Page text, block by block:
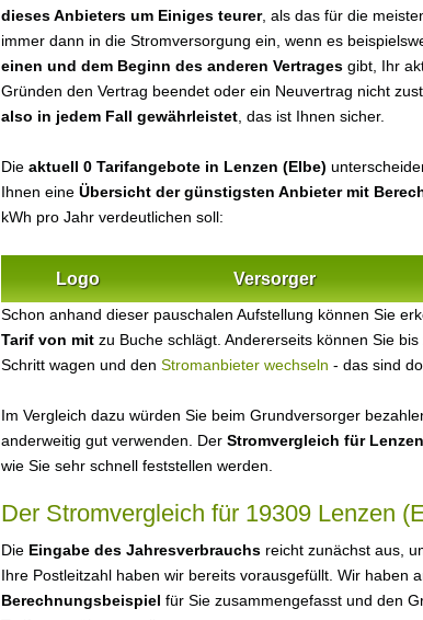
dieses Anbieters um Einiges teurer, als das für die
immer dann in die Stromversorgung ein, wenn es
einen und dem Beginn des anderen Vertrages gibt, Ihr
Gründen den Vertrag beendet oder ein Neuvertrag nicht
also in jedem Fall gewährleistet , das ist Ihnen sicher.
Die aktuell 0 Tarifangebote in Lenzen (Elbe)
Ihnen eine Übersicht der günstigsten Anbieter mit
kWh pro Jahr verdeutlichen soll:
Logo Versorger
Schon anhand dieser pauschalen Aufstellung können Sie
Tarif von mit zu Buche schlägt. Andererseits können Sie
Schritt wagen und den Stromanbieter wechseln - das sind
Im Vergleich dazu würden Sie beim Grundversorger
anderweitig gut verwenden. Der Stromvergleich für
wie Sie sehr schnell feststellen werden.
Der Stromvergleich für 19309 Lenzen
Die Eingabe des Jahresverbrauchs reicht zunächst aus,
Ihre Postleitzahl haben wir bereits vorausgefüllt. Wir haben
Berechnungsbeispiel für Sie zusammengefasst und den